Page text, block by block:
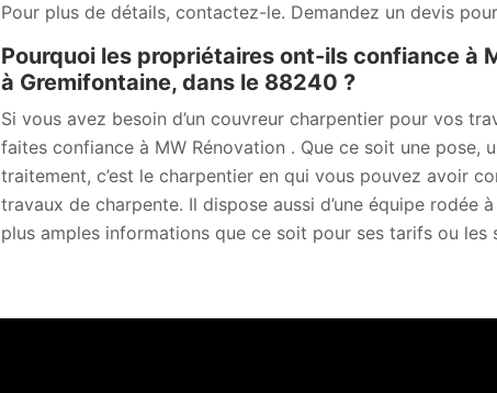
Pour plus de détails, contactez-le. Demandez un devis
Pourquoi les propriétaires ont-ils confiance à
à Gremifontaine, dans le 88240 ?
Si vous avez besoin d’un couvreur charpentier pour vos
faites confiance à MW Rénovation . Que ce soit une pose,
traitement, c’est le charpentier en qui vous pouvez avoir
travaux de charpente. Il dispose aussi d’une équipe
plus amples informations que ce soit pour ses tarifs ou les